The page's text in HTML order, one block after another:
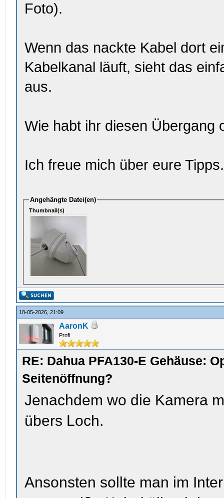
Foto).
Wenn das nackte Kabel dort
Kabelkanal läuft, sieht das
aus.
Wie habt ihr diesen Übergang
Ich freue mich über eure Tipps.
Angehängte Datei(en)
Thumbnail(s)
18-05-2026, 21:09
AaronK
Profi
RE: Dahua PFA130-E Gehäuse:
Seitenöffnung?
Jenachdem wo die Kamera
übers Loch.
Ansonsten sollte man im